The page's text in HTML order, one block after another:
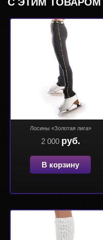
Лосины «Золотая лига»
2 000 руб.
В корзину